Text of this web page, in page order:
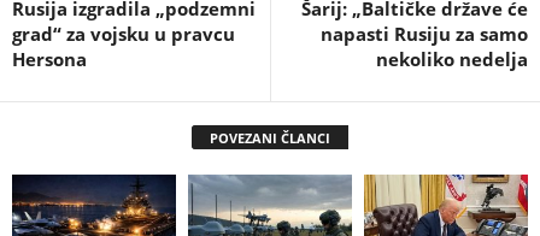
Rusija izgradila „podzemni
grad“ za vojsku u pravcu
Hersona
Šarij: „Baltičke države će
napasti Rusiju za samo
nekoliko nedelja
POVEZANI ČLANCI